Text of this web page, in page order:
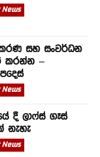
සහ සංවර්ධන
කරන්න –
දී ලාෆ්ස් ගෑස්
නැහැ